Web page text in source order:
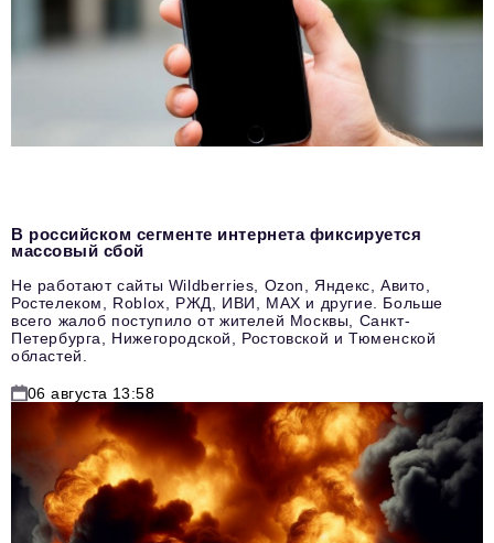
В российском сегменте интернета фиксируется
массовый сбой
Не работают сайты Wildberries, Ozon, Яндекс, Авито,
Ростелеком, Roblox, РЖД, ИВИ, MAX и другие. Больше
всего жалоб поступило от жителей Москвы, Санкт-
Петербурга, Нижегородской, Ростовской и Тюменской
областей.
06 августа 13:58